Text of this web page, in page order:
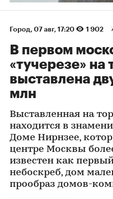
Город⁠, 07 авг, 17:20 1 902
В первом
«тучерезе» на
выставлена
млн
Выставленная на
находится в
Доме Нирнзее,
центре Москвы
известен как
небоскреб, дом
прообраз домов-